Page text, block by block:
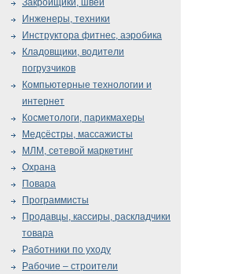
Закройщики, швеи
Инженеры, техники
Инструктора фитнес, аэробика
Кладовщики, водители
погрузчиков
Компьютерные технологии и
интернет
Косметологи, парикмахеры
Медсёстры, массажисты
МЛМ, сетевой маркетинг
Охрана
Повара
Программисты
Продавцы, кассиры, раскладчики
товара
Работники по уходу
Рабочие – строители